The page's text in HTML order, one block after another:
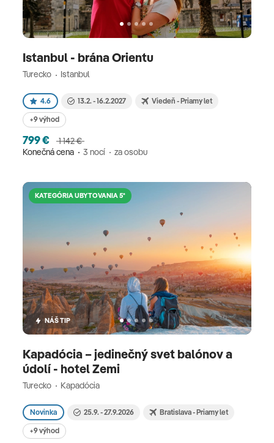
Istanbul - brána Orientu
Turecko Istanbul
4.6 13.2. - 16.2.2027 Viedeň - Priamy let
+9 výhod
799 €
1 142 €
Konečná cena
3 nocí za osobu
KATEGÓRIA UBYTOVANIA 5*
NÁŠ TIP
Kapadócia – jedinečný svet balónov a
údolí - hotel Zemi
Turecko Kapadócia
Novinka 25.9. - 27.9.2026 Bratislava - Priamy let
+9 výhod